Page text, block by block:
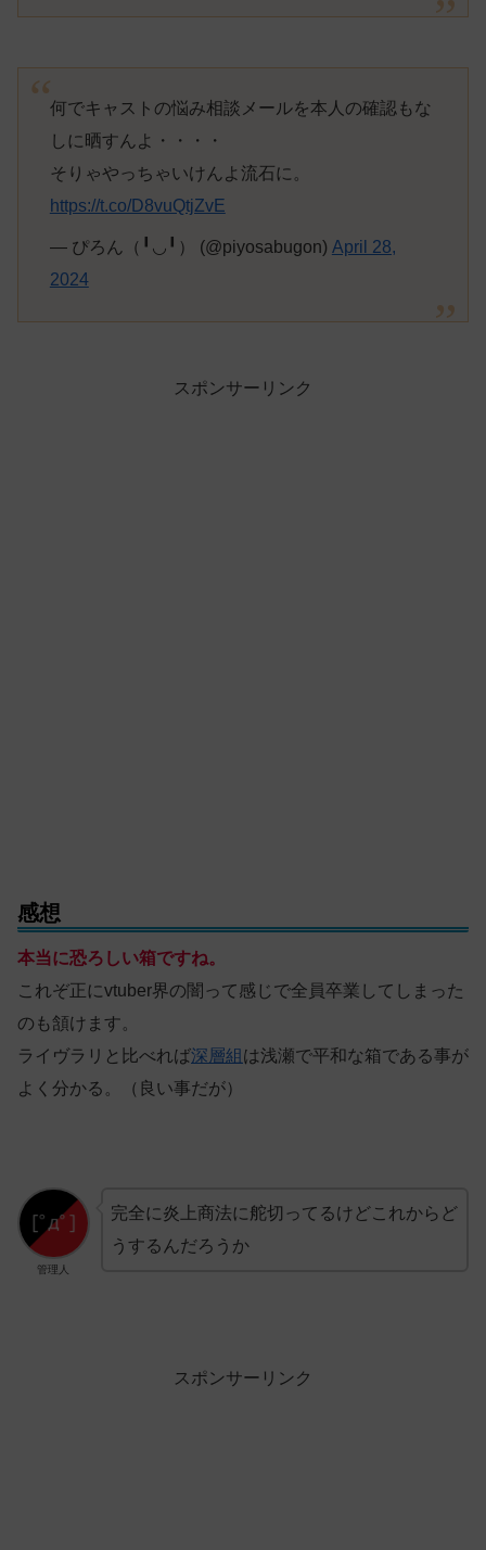
何でキャストの悩み相談メールを本人の確認もな
しに晒すんよ・・・・
そりゃやっちゃいけんよ流石に。
https://t.co/D8vuQtjZvE
— ぴろん（╹◡╹） (@piyosabugon) April 28,
2024
スポンサーリンク
感想
本当に恐ろしい箱ですね。
これぞ正にvtuber界の闇って感じで全員卒業してしまった
のも頷けます。
ライヴラリと比べれば深層組 は浅瀬で平和な箱である事が
よく分かる。（良い事だが）
管理人
完全に炎上商法に舵切ってるけどこれからど
うするんだろうか
スポンサーリンク